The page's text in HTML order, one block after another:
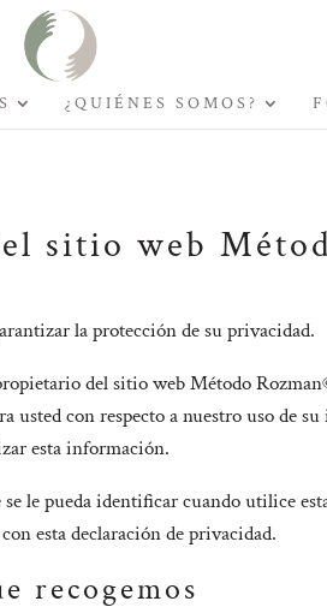
¿QUIÉNES SOMOS?
sitio web
la protección de su privacidad.
del sitio web Método
usted con respecto a nuestro uso de
esta información.
le pueda identificar cuando utilice
esta declaración de privacidad.
recogemos